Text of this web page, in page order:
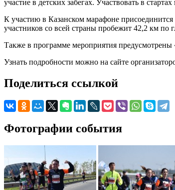
участие в детских забегах. Участвовать в
К участию в Казанском марафоне
участников со всей страны пробежит 42,2 км по
Также в программе мероприятия предусмотрены
Узнать подробности можно на сайте
Поделиться ссылкой
Фотографии события